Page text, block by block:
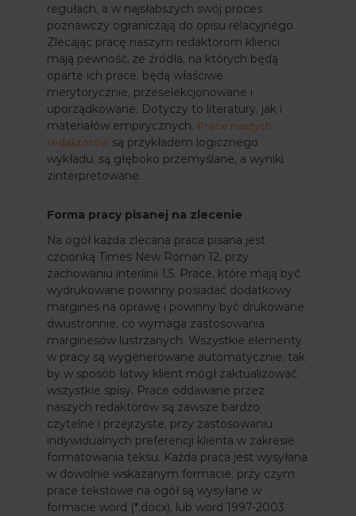
regułach, a w najsłabszych swój proces
poznawczy ograniczają do opisu relacyjnego.
Zlecając pracę naszym redaktorom klienci
mają pewność, że źródła, na których będą
oparte ich prace, będą właściwe
merytorycznie, przeselekcjonowane i
uporządkowane. Dotyczy to literatury, jak i
materiałów empirycznych. Prace naszych
redaktorów są przykładem logicznego
wykładu, są głęboko przemyślane, a wyniki
zinterpretowane.
Forma pracy pisanej na zlecenie
Na ogół każda zlecana praca pisana jest
czcionką Times New Roman 12, przy
zachowaniu interlinii 1,5. Prace, które mają być
wydrukowane powinny posiadać dodatkowy
margines na oprawę i powinny być drukowane
dwustronnie, co wymaga zastosowania
marginesów lustrzanych. Wszystkie elementy
w pracy są wygenerowane automatycznie, tak
by w sposób łatwy klient mógł zaktualizować
wszystkie spisy. Prace oddawane przez
naszych redaktorów są zawsze bardzo
czytelne i przejrzyste, przy zastosowaniu
indywidualnych preferencji klienta w zakresie
formatowania teksu. Każda praca jest wysyłana
w dowolnie wskazanym formacie, przy czym
prace tekstowe na ogół są wysyłane w
formacie word (*.docx), lub word 1997-2003